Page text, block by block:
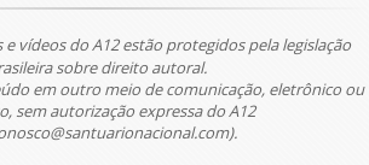
vídeos do A12 estão protegidos pela legislação
sobre direito autoral.
em outro meio de comunicação, eletrônico ou
sem autorização expressa do A12